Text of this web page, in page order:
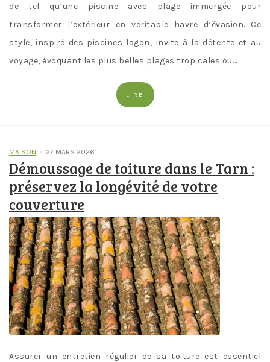
de tel qu’une piscine avec plage immergée pour
transformer l’extérieur en véritable havre d’évasion. Ce
style, inspiré des piscines lagon, invite à la détente et au
voyage, évoquant les plus belles plages tropicales ou…
LIRE
MAISON / 27 MARS 2026
Démoussage de toiture dans le Tarn :
préservez la longévité de votre
couverture
Assurer un entretien régulier de sa toiture est essentiel